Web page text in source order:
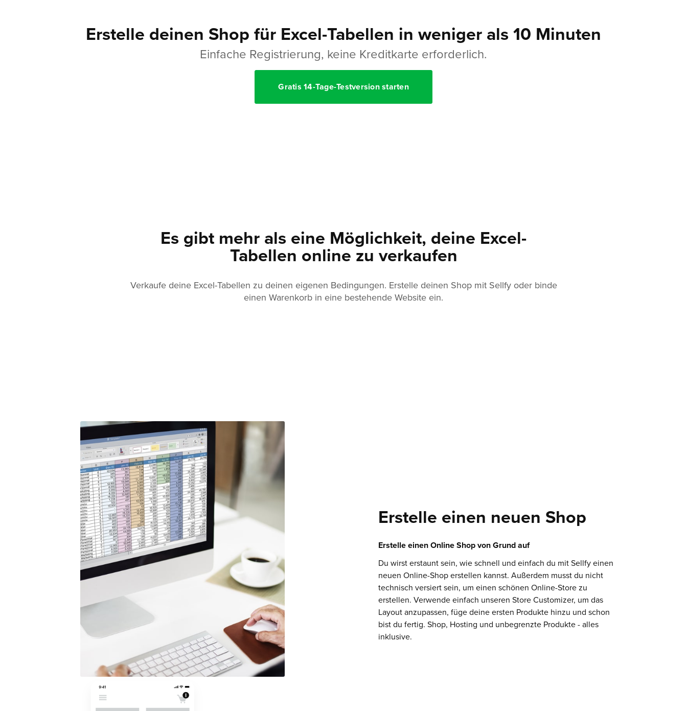
Erstelle deinen Shop für Excel-Tabellen in weniger als 10 Minuten
Einfache Registrierung, keine Kreditkarte erforderlich.
Gratis 14-Tage-Testversion starten
Es gibt mehr als eine Möglichkeit, deine Excel-
Tabellen online zu verkaufen
Verkaufe deine Excel-Tabellen zu deinen eigenen Bedingungen. Erstelle deinen Shop mit Sellfy oder binde
einen Warenkorb in eine bestehende Website ein.
Erstelle einen neuen Shop
Erstelle einen Online Shop von Grund auf
Du wirst erstaunt sein, wie schnell und einfach du mit Sellfy einen
neuen Online-Shop erstellen kannst. Außerdem musst du nicht
technisch versiert sein, um einen schönen Online-Store zu
erstellen. Verwende einfach unseren Store Customizer, um das
Layout anzupassen, füge deine ersten Produkte hinzu und schon
bist du fertig. Shop, Hosting und unbegrenzte Produkte - alles
inklusive.